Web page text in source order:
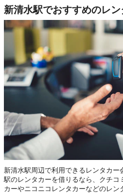
新清水駅でおすすめのレ
新清水駅周辺で利用できるレンタカ
駅のレンタカーを借りるなら、クチコ
カーやニコニコレンタカーなどのレン